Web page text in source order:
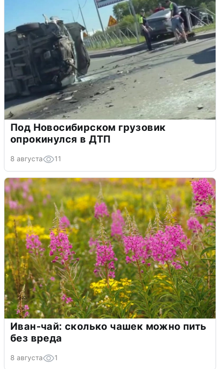
Под Новосибирском грузовик
опрокинулся в ДТП
8 августа 11
Иван-чай: сколько чашек можно пить
без вреда
8 августа 1